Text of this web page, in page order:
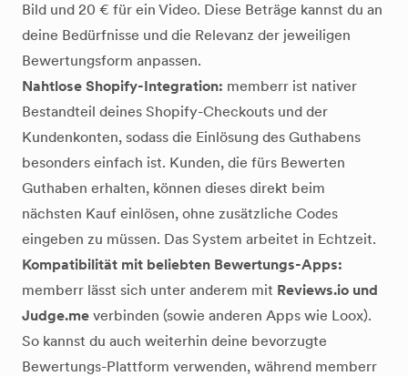
Bild und 20 € für ein Video. Diese Beträge kannst du an
deine Bedürfnisse und die Relevanz der jeweiligen
Bewertungsform anpassen.
Nahtlose Shopify-Integration: memberr ist nativer
Bestandteil deines Shopify-Checkouts und der
Kundenkonten, sodass die Einlösung des Guthabens
besonders einfach ist. Kunden, die fürs Bewerten
Guthaben erhalten, können dieses direkt beim
nächsten Kauf einlösen, ohne zusätzliche Codes
eingeben zu müssen. Das System arbeitet in Echtzeit.
Kompatibilität mit beliebten Bewertungs-Apps:
memberr lässt sich unter anderem mit Reviews.io und
Judge.me verbinden (sowie anderen Apps wie Loox).
So kannst du auch weiterhin deine bevorzugte
Bewertungs-Plattform verwenden, während memberr